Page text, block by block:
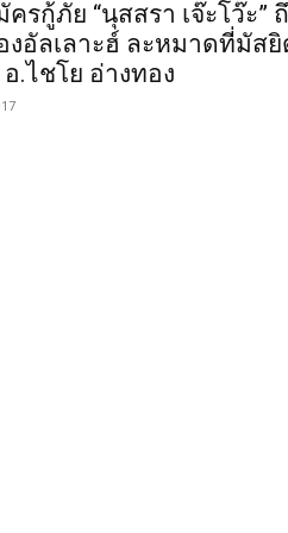
รกู้ภัย “นุสสรา เจ๊ะโว๊ะ”
งอัลเลาะฮ์ ละหมาดที่มัสยิ
.ไชโย อ่างทอง